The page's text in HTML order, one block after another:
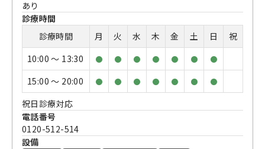
あり
診療時間
診療時間
月 火 水 木 金 土 日
祝
10:00 〜 13:30
● ● ● ● ● ● ●
15:00 〜 20:00 ● ● ● ● ● ● ●
祝日診療対応
電話番号
0120-512-514
設備